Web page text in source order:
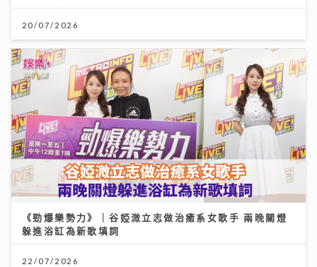
20/07/2026
《勁爆樂勢力》｜谷婭溦立志做治癒系女歌手 兩晚關燈
躲進浴缸為新歌填詞
22/07/2026